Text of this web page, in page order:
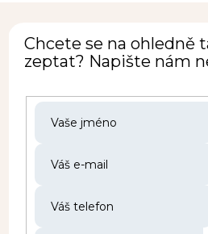
Chcete se na ohledně
zeptat? Napište nám